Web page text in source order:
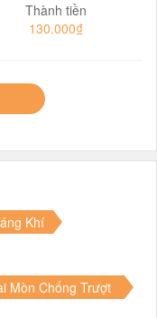
Thành tiền
130.000₫
Khí
Mòn Chống Trượt